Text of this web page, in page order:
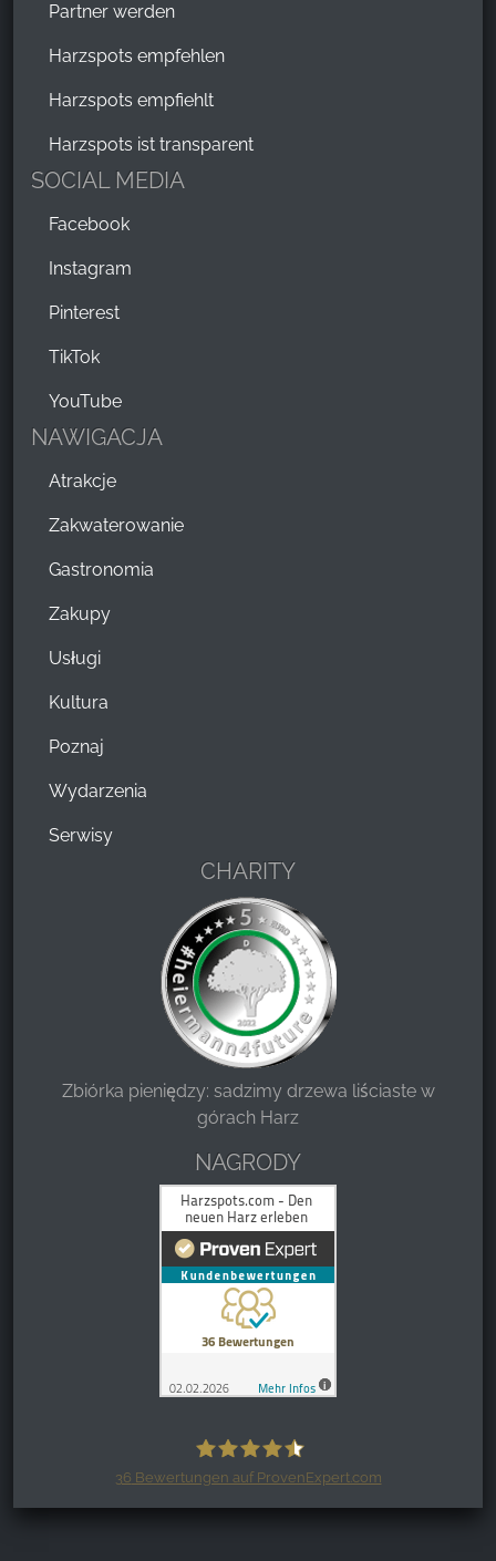
Partner werden
Harzspots empfehlen
Harzspots empfiehlt
Harzspots ist transparent
SOCIAL MEDIA
Facebook
Instagram
Pinterest
TikTok
YouTube
NAWIGACJA
Atrakcje
Zakwaterowanie
Gastronomia
Zakupy
Usługi
Kultura
Poznaj
Wydarzenia
Serwisy
CHARITY
Zbiórka pieniędzy: sadzimy drzewa liściaste w
górach Harz
NAGRODY
Harzspots.com - Den neuen Harz
36 Bewertungen auf ProvenExpert.com